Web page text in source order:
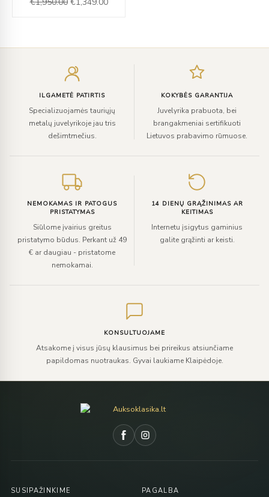
€1,950.00 €1,950.00.
€1,349.00€1,349.00.
ILGAMETĖ PATIRTIS
Specializuojamės tauriųjų
metalų juvelyrikoje jau tris
dešimtmečius.
KOKYBĖS GARANTIJA
Juvelyrika prabuota, bei
brangakmeniai sertifikuoti
Lietuvos prabavimo rūmuose.
NEMOKAMAS IR PATOGUS
PRISTATYMAS
Siūlome įvairius greitus
pristatymo būdus. Perkant už 49
€ ar daugiau - pristatome
nemokamai.
14 DIENŲ GRĄŽINIMAS AR
KEITIMAS
Internetu įsigytus gaminius
galite grąžinti ar keisti.
KONSULTUOJAME
Atsakome į visus jūsų klausimus bei prireikus atsiunčiame
papildomas nuotraukas. Gyvai laukiame Klaipėdoje.
SUSIPAŽINKIME PAGALBA